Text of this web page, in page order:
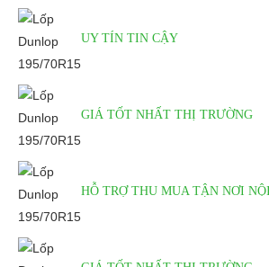
UY TÍN TIN CẬY
GIÁ TỐT NHẤT THỊ TRƯỜNG
HỖ TRỢ THU MUA TẬN NƠI